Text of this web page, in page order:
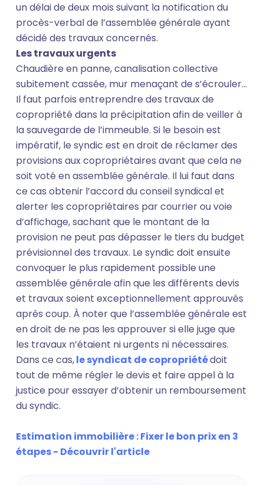
un délai de deux mois suivant la notification du
procès-verbal de l’assemblée générale ayant
décidé des travaux concernés.
Les travaux urgents
Chaudière en panne, canalisation collective
subitement cassée, mur menaçant de s’écrouler…
Il faut parfois entreprendre des travaux de
copropriété dans la précipitation afin de veiller à
la sauvegarde de l’immeuble. Si le besoin est
impératif, le syndic est en droit de réclamer des
provisions aux copropriétaires avant que cela ne
soit voté en assemblée générale. Il lui faut dans
ce cas obtenir l’accord du conseil syndical et
alerter les copropriétaires par courrier ou voie
d’affichage, sachant que le montant de la
provision ne peut pas dépasser le tiers du budget
prévisionnel des travaux. Le syndic doit ensuite
convoquer le plus rapidement possible une
assemblée générale afin que les différents devis
et travaux soient exceptionnellement approuvés
après coup. À noter que l’assemblée générale est
en droit de ne pas les approuver si elle juge que
les travaux n’étaient ni urgents ni nécessaires.
Dans ce cas,le syndicat de copropriétédoit
tout de même régler le devis et faire appel à la
justice pour essayer d’obtenir un remboursement
du syndic.
Estimation immobilière : Fixer le bon prix en 3
étapes - Découvrir l'article